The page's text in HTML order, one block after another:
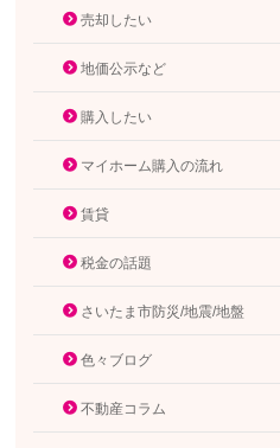
売却したい
地価公示など
購入したい
マイホーム購入の流れ
賃貸
税金の話題
さいたま市防災/地震/地盤
色々ブログ
不動産コラム